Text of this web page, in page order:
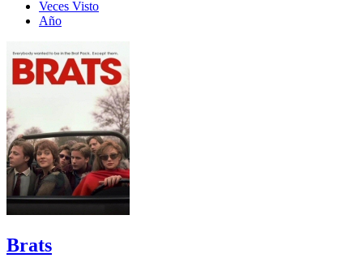
Veces Visto
Año
Brats